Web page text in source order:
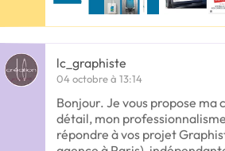
lc_graphiste
04 octobre à 13:14
Bonjour. Je vous propose ma
détail, mon
répondre à vos projet